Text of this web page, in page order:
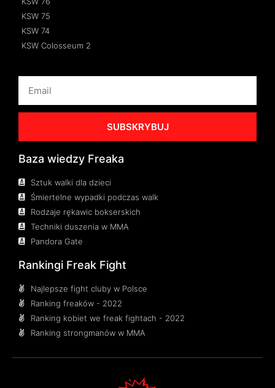
KSW 75
KSW 74
KSW Colosseum 2
SUBSKRYBUJ
Baza wiedzy Freaka
Sztuk walki dla dzieci
Śmiertelne wypadki podczas walk
Rodzaje rękawic bokserskich
Techniki duszenia w MMA
Pandora Gate
Rankingi Freak Fight
Najlepsze fight cluby w Polsce
Ranking freaków - 2022
Ranking kobiet we freak fightach - 2022
Ranking strongmanów w MMA